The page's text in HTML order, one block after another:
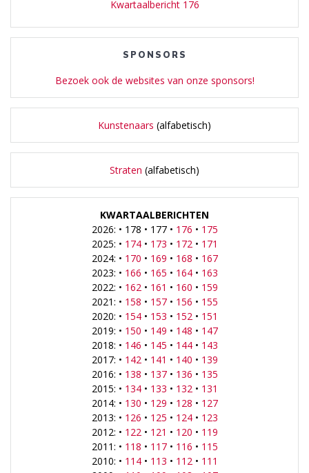
Kwartaalbericht 176
SPONSORS
Bezoek ook de websites van onze sponsors!
Kunstenaars (alfabetisch)
Straten (alfabetisch)
KWARTAALBERICHTEN
2026: • 178 • 177 • 176 • 175
2025: • 174• 173 • 172 • 171
2024: • 170 • 169 • 168 • 167
2023: • 166 • 165 • 164• 163
2022: • 162 • 161 • 160 • 159
2021: • 158 • 157• 156 • 155
2020: • 154• 153 • 152 • 151
2019: • 150 • 149 • 148 • 147
2018: • 146 • 145 • 144• 143
2017: • 142 • 141 • 140 • 139
2016: • 138 • 137• 136 • 135
2015: • 134• 133 • 132 • 131
2014: • 130 • 129 • 128 • 127
2013: • 126 • 125 • 124• 123
2012: • 122 • 121 • 120 • 119
2011: • 118 • 117• 116 • 115
2010: • 114• 113 • 112 • 111